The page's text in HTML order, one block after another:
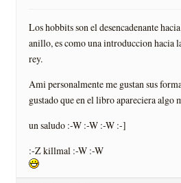
Los hobbits son el desencadenante
anillo, es como una introduccion
rey.
Ami personalmente me gustan sus
gustado que en el libro apareciera algo
un saludo :-W :-W :-W :-]
:-Z killmal :-W :-W